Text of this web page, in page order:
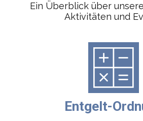
Ein Überblick über
Aktivitäten und
Entgelt-